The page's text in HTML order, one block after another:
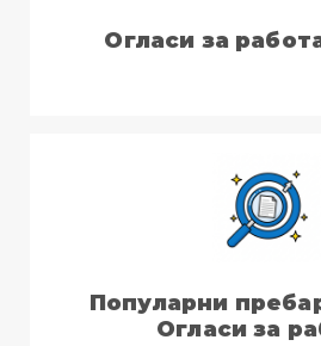
Огласи за
Популарни
Огласи за